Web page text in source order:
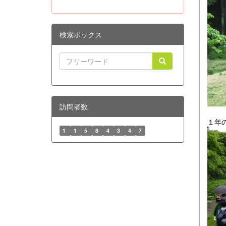
１年
検索ボックス
訪問者数
1 1 5 8 4 3 4 7